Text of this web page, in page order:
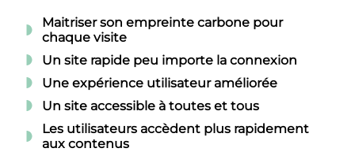
Maitriser son empreinte carbone pour
chaque visite
Un site rapide peu importe la connexion
Une expérience utilisateur améliorée
Un site accessible à toutes et tous
Les utilisateurs accèdent plus rapidement
aux contenus